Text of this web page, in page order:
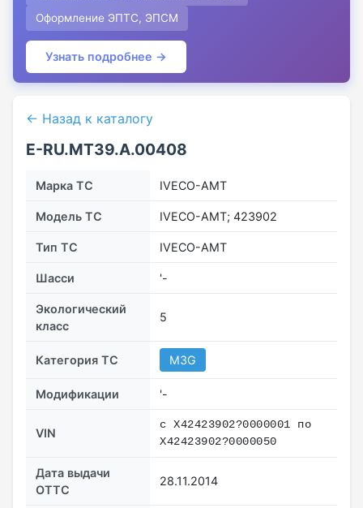
Оформление ЭПТС, ЭПСМ
Узнать подробнее →
← Назад к каталогу
E-RU.МТ39.А.00408
Марка ТС IVECO-AMT
Модель ТС IVECO-AMT; 423902
Тип ТС IVECO-AMT
Шасси '-
Экологический
класс
5
Категория ТС M3G
Модификации '-
VIN
с X42423902?0000001 по
X42423902?0000050
Дата выдачи
ОТТС
28.11.2014